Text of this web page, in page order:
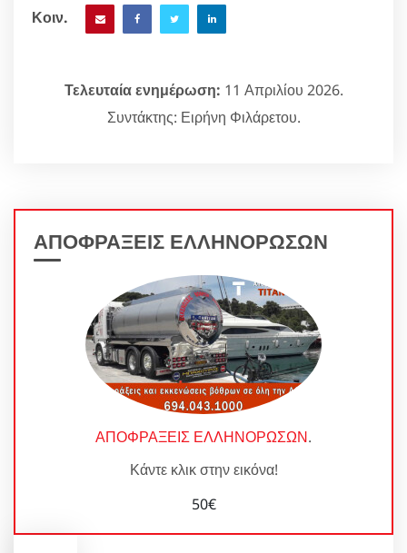
Κοιν.
Τελευταία ενημέρωση: 11 Απριλίου 2026.
Συντάκτης: Ειρήνη Φιλάρετου.
ΑΠΟΦΡΑΞΕΙΣ ΕΛΛΗΝΟΡΩΣΩΝ
ΑΠΟΦΡΑΞΕΙΣ ΕΛΛΗΝΟΡΩΣΩΝ.
Κάντε κλικ στην εικόνα!
50€